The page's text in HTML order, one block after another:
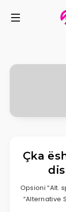
Çka
Opsioni “Alt.
“Alternative